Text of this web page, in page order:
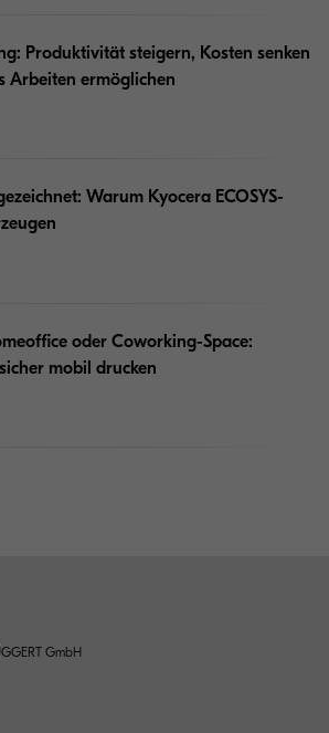
Produktivität steigern, Kosten senken
Arbeiten ermöglichen
Warum Kyocera ECOSYS-
oder Coworking-Space:
mobil drucken
GmbH